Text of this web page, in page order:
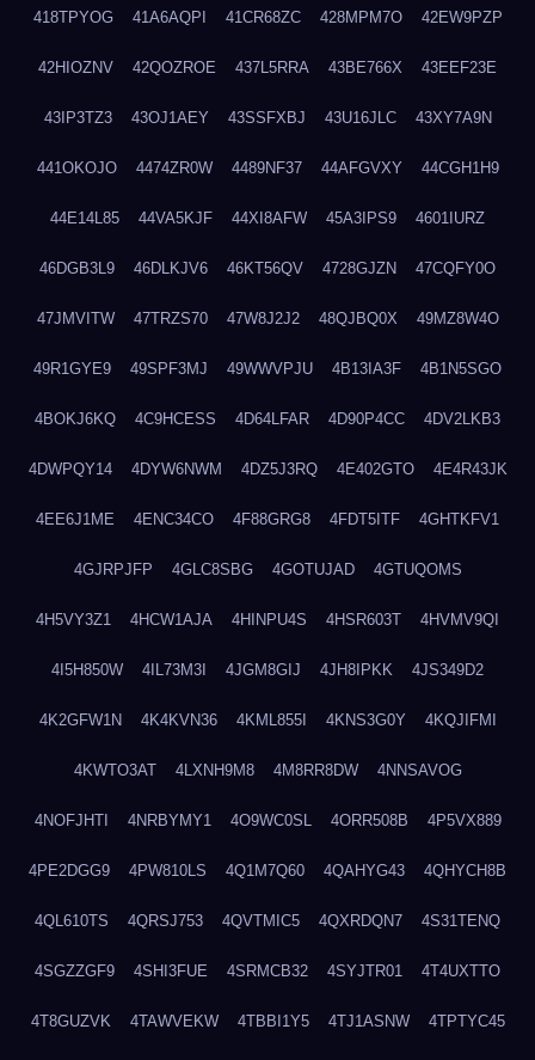
418TPYOG 41A6AQPI 41CR68ZC 428MPM7O 42EW9PZP
42HIOZNV 42QOZROE 437L5RRA 43BE766X 43EEF23E
43IP3TZ3 43OJ1AEY 43SSFXBJ 43U16JLC 43XY7A9N
441OKOJO 4474ZR0W 4489NF37 44AFGVXY 44CGH1H9
44E14L85 44VA5KJF 44XI8AFW 45A3IPS9 4601IURZ
46DGB3L9 46DLKJV6 46KT56QV 4728GJZN 47CQFY0O
47JMVITW 47TRZS70 47W8J2J2 48QJBQ0X 49MZ8W4O
49R1GYE9 49SPF3MJ 49WWVPJU 4B13IA3F 4B1N5SGO
4BOKJ6KQ 4C9HCESS 4D64LFAR 4D90P4CC 4DV2LKB3
4DWPQY14 4DYW6NWM 4DZ5J3RQ 4E402GTO 4E4R43JK
4EE6J1ME 4ENC34CO 4F88GRG8 4FDT5ITF 4GHTKFV1
4GJRPJFP 4GLC8SBG 4GOTUJAD 4GTUQOMS
4H5VY3Z1 4HCW1AJA 4HINPU4S 4HSR603T 4HVMV9QI
4I5H850W 4IL73M3I 4JGM8GIJ 4JH8IPKK 4JS349D2
4K2GFW1N 4K4KVN36 4KML855I 4KNS3G0Y 4KQJIFMI
4KWTO3AT 4LXNH9M8 4M8RR8DW 4NNSAVOG
4NOFJHTI 4NRBYMY1 4O9WC0SL 4ORR508B 4P5VX889
4PE2DGG9 4PW810LS 4Q1M7Q60 4QAHYG43 4QHYCH8B
4QL610TS 4QRSJ753 4QVTMIC5 4QXRDQN7 4S31TENQ
4SGZZGF9 4SHI3FUE 4SRMCB32 4SYJTR01 4T4UXTTO
4T8GUZVK 4TAWVEKW 4TBBI1Y5 4TJ1ASNW 4TPTYC45